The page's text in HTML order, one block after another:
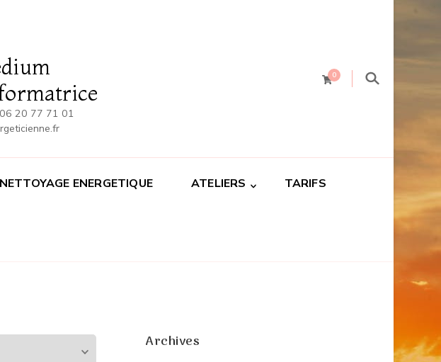
20 77 71 01
0
NETTOYAGE ENERGETIQUE ATELIERS TARIFS
Archives